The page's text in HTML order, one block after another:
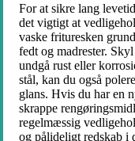
For at sikre lang
det vigtigt at
vaske frituresken
fedt og madrester.
undgå rust eller
stål, kan du også
glans. Hvis du har en
skrappe
regelmæssig
og pålideligt redskab i